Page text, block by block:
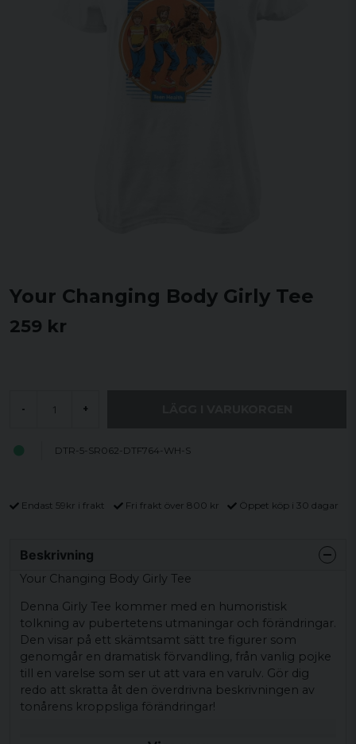
Your Changing Body Girly Tee
259 kr
- +
DTR-5-SR062-DTF764-WH-S
Endast 59kr i frakt Fri frakt över 800 kr Öppet köp i 30 dagar
Beskrivning
Your Changing Body Girly Tee
Denna Girly Tee kommer med en humoristisk
tolkning av pubertetens utmaningar och förändringar.
Den visar på ett skämtsamt sätt tre figurer som
genomgår en dramatisk förvandling, från vanlig pojke
till en varelse som ser ut att vara en varulv. Gör dig
redo att skratta åt den överdrivna beskrivningen av
tonårens kroppsliga förändringar!